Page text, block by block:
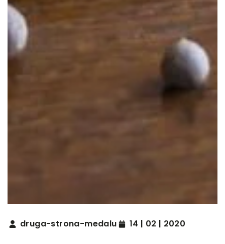
druga-strona-medalu 14 | 02 | 2020